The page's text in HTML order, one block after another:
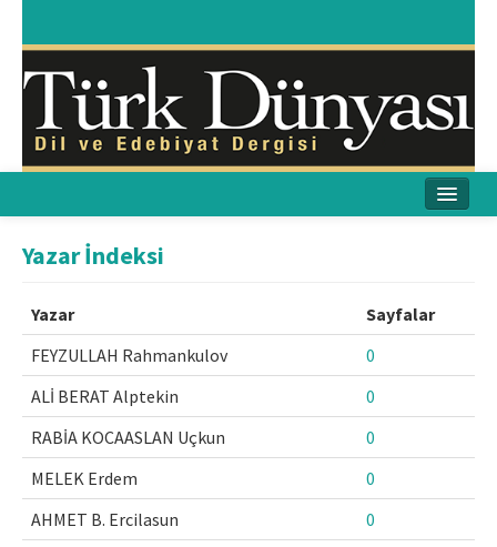
Yayın Kurulu
Yayın İlkeleri
Etik İlkeler
İletişim
Makale Gönder
Yazar İndeksi
Yazar
Sayfalar
FEYZULLAH Rahmankulov
0
ALİ BERAT Alptekin
0
RABİA KOCAASLAN Uçkun
0
MELEK Erdem
0
AHMET B. Ercilasun
0